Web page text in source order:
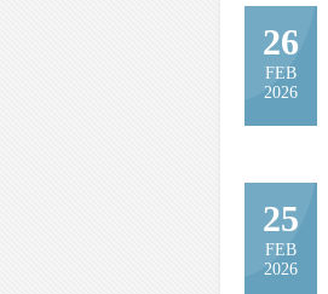
26
FEB
2026
25
FEB
2026